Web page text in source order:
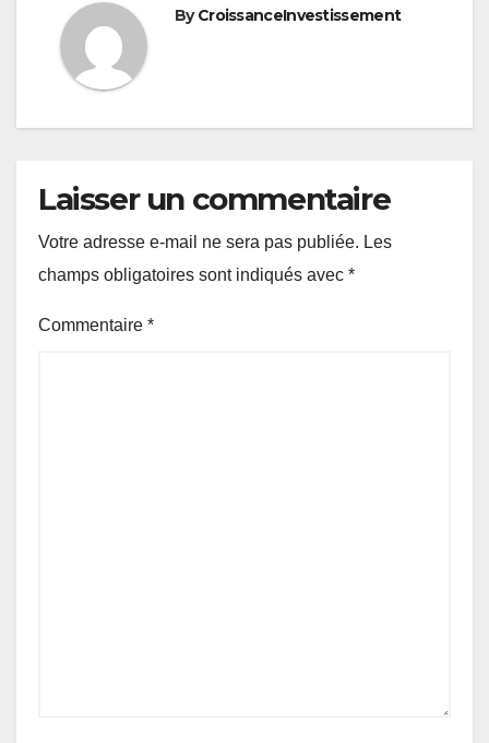
ByCroissanceInvestissement
Laisser un commentaire
Votre adresse e-mail ne sera pas publiée. Les
champs obligatoires sont indiqués avec *
Commentaire *